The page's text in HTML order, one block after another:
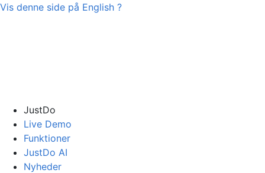
Vis denne side på English ?
JustDo
Live Demo
Funktioner
JustDo AI
Nyheder